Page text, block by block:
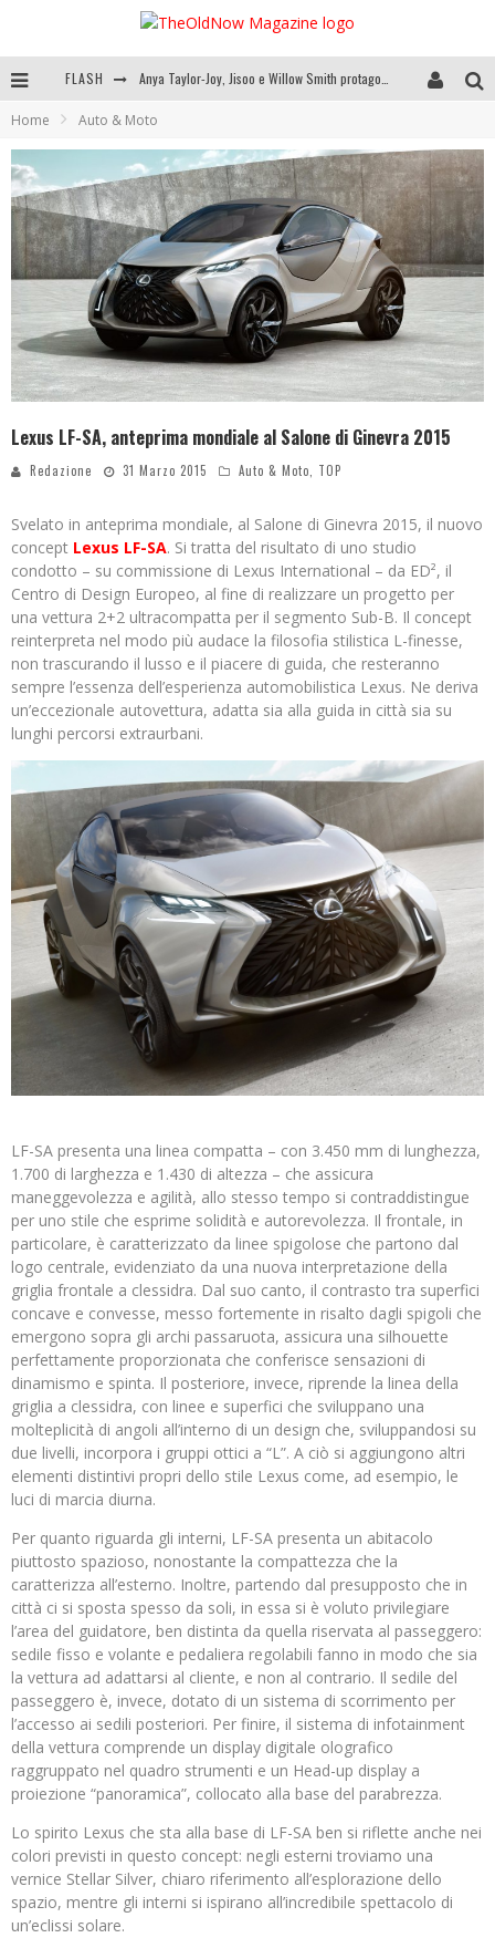
FLASH
Cosa vediamo questa sera? Te lo dico io: film e serie TV visti nel 2025
SEE YOU AT 5 | Chanel
Home Auto & Moto
Lexus LF-SA, anteprima mondiale al Salone di Ginevra 2015
Redazione 31 Marzo 2015 Auto & Moto, TOP
Svelato in anteprima mondiale, al Salone di Ginevra 2015, il nuovo
concept Lexus LF-SA. Si tratta del risultato di uno studio
condotto – su commissione di Lexus International – da ED², il
Centro di Design Europeo, al fine di realizzare un progetto per
una vettura 2+2 ultracompatta per il segmento Sub-B. Il concept
reinterpreta nel modo più audace la filosofia stilistica L-finesse,
non trascurando il lusso e il piacere di guida, che resteranno
sempre l’essenza dell’esperienza automobilistica Lexus. Ne deriva
un’eccezionale autovettura, adatta sia alla guida in città sia su
lunghi percorsi extraurbani.
LF-SA presenta una linea compatta – con 3.450 mm di lunghezza,
1.700 di larghezza e 1.430 di altezza – che assicura
maneggevolezza e agilità, allo stesso tempo si contraddistingue
per uno stile che esprime solidità e autorevolezza. Il frontale, in
particolare, è caratterizzato da linee spigolose che partono dal
logo centrale, evidenziato da una nuova interpretazione della
griglia frontale a clessidra. Dal suo canto, il contrasto tra superfici
concave e convesse, messo fortemente in risalto dagli spigoli che
emergono sopra gli archi passaruota, assicura una silhouette
perfettamente proporzionata che conferisce sensazioni di
dinamismo e spinta. Il posteriore, invece, riprende la linea della
griglia a clessidra, con linee e superfici che sviluppano una
molteplicità di angoli all’interno di un design che, sviluppandosi su
due livelli, incorpora i gruppi ottici a “L”. A ciò si aggiungono altri
elementi distintivi propri dello stile Lexus come, ad esempio, le
luci di marcia diurna.
Per quanto riguarda gli interni, LF-SA presenta un abitacolo
piuttosto spazioso, nonostante la compattezza che la
caratterizza all’esterno. Inoltre, partendo dal presupposto che in
città ci si sposta spesso da soli, in essa si è voluto privilegiare
l’area del guidatore, ben distinta da quella riservata al passeggero:
sedile fisso e volante e pedaliera regolabili fanno in modo che sia
la vettura ad adattarsi al cliente, e non al contrario. Il sedile del
passeggero è, invece, dotato di un sistema di scorrimento per
l’accesso ai sedili posteriori. Per finire, il sistema di infotainment
della vettura comprende un display digitale olografico
raggruppato nel quadro strumenti e un Head-up display a
proiezione “panoramica”, collocato alla base del parabrezza.
Lo spirito Lexus che sta alla base di LF-SA ben si riflette anche nei
colori previsti in questo concept: negli esterni troviamo una
vernice Stellar Silver, chiaro riferimento all’esplorazione dello
spazio, mentre gli interni si ispirano all’incredibile spettacolo di
un’eclissi solare.